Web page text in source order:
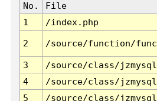
No. File
1
/index.php
2 /source/function/
3 /source/class/
4
/source/class/
5
/source/class/